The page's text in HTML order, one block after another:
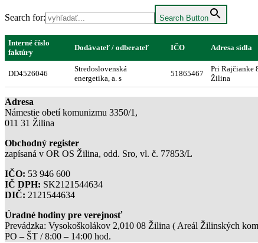
Search for: Search Button
Interné číslo
faktúry
Dodávateľ / odberateľ IČO Adresa sídla
DD4526046
Stredoslovenská
energetika, a. s
51865467
Pri Rajčianke
Žilina
Adresa
Námestie obetí komunizmu 3350/1,
011 31 Žilina
Obchodný register
zapísaná v OR OS Žilina, odd. Sro, vl. č. 77853/L
IČO: 53 946 600
IČ DPH: SK2121544634
DIČ: 2121544634
Úradné hodiny pre verejnosť
Prevádzka: Vysokoškolákov 2,010 08 Žilina ( Areál Žilinských
PO – ŠT / 8:00 – 14:00 hod.